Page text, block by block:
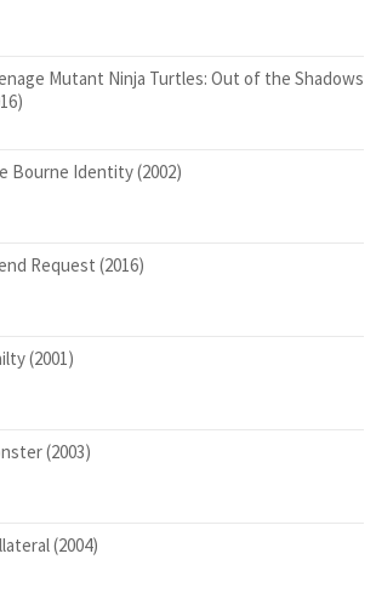
Mutant Ninja Turtles: Out of the Shadows
Bourne Identity (2002)
Request (2016)
(2001)
(2003)
(2004)